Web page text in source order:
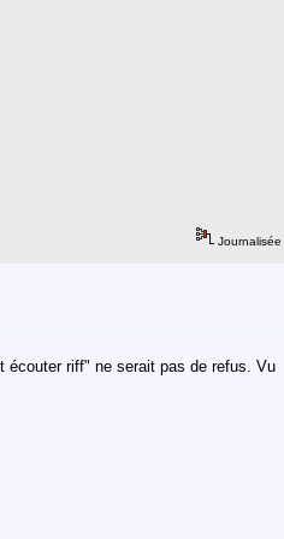
Journalisée
écouter riff" ne serait pas de refus. Vu